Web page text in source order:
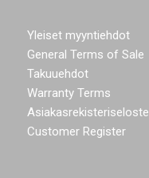
Yleiset myyntiehdot
General Terms of Sale
Takuuehdot
Warranty Terms
Asiakasrekisteriseloste
Customer Register